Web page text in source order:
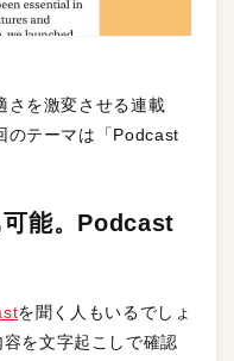
さを激変させる連載
のテーマは「Podcast
可能。Podcast
を聞く人もいるでしょ
を文字起こしで確認